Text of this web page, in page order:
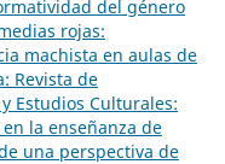
del género
rojas:
machista en aulas de
Revista de
Estudios Culturales:
la enseñanza de
una perspectiva de